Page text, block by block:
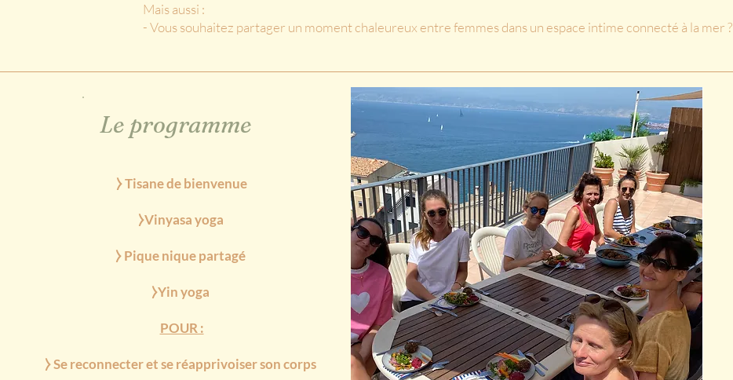
Mais aussi :
- Vous souhaitez partager un moment chaleureux entre femmes dans un espace intime connecté à la mer ?
Le programme
⧽ Tisane de bienvenue
⧽Vinyasa yoga
⧽ Pique nique partagé
⧽Yin yoga
POUR :
⧽ Se reconnecter et se réapprivoiser son corps